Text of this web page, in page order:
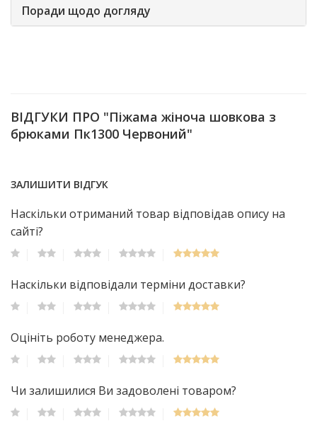
Поради щодо догляду
ВІДГУКИ ПРО "Піжама жіноча шовкова з
брюками Пк1300 Червоний"
ЗАЛИШИТИ ВІДГУК
Наскільки отриманий товар відповідав опису на
сайті?
Наскільки відповідали терміни доставки?
Оцініть роботу менеджера.
Чи залишилися Ви задоволені товаром?